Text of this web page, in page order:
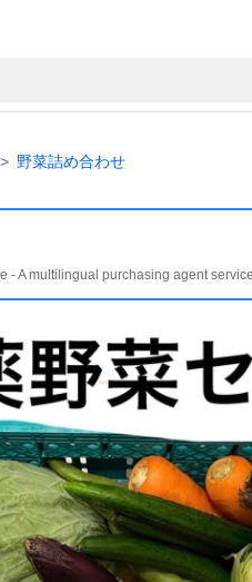
野菜詰め合わせ
- A multilingual purchasing agent